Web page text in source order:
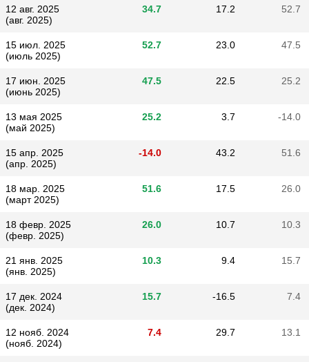
12 авг. 2025
(авг. 2025)
34.7 17.2 52.7
15 июл. 2025
(июль 2025)
52.7 23.0 47.5
17 июн. 2025
(июнь 2025)
47.5 22.5 25.2
13 мая 2025
(май 2025)
25.2 3.7 -14.0
15 апр. 2025
(апр. 2025)
-14.0 43.2 51.6
18 мар. 2025
(март 2025)
51.6 17.5 26.0
18 февр. 2025
(февр. 2025)
26.0 10.7 10.3
21 янв. 2025
(янв. 2025)
10.3 9.4 15.7
17 дек. 2024
(дек. 2024)
15.7 -16.5 7.4
12 нояб. 2024
(нояб. 2024)
7.4 29.7 13.1